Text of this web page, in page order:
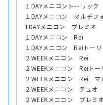
１DAYメニコントーリック
１DAYメニコン マルチフ
1DAYメニコン プレミオ
１DAYメニコン Rei
１DAYメニコン Reiトーリ
２WEEKメニコン Rei
２WEEKメニコン Reiトー
２WEEKメニコン Rei マ
２WEEKメニコン デュオ
２WEEKメニコン プレミ